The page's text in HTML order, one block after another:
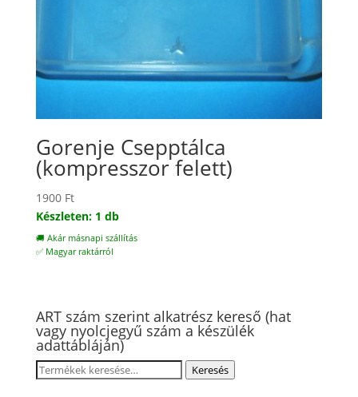
Gorenje Csepptálca
(kompresszor felett)
1900 Ft
Készleten: 1 db
🚚 Akár másnapi szállítás
✅ Magyar raktárról
ART szám szerint alkatrész kereső (hat
vagy nyolcjegyű szám a készülék
adattábláján)
Keresés
Keresés